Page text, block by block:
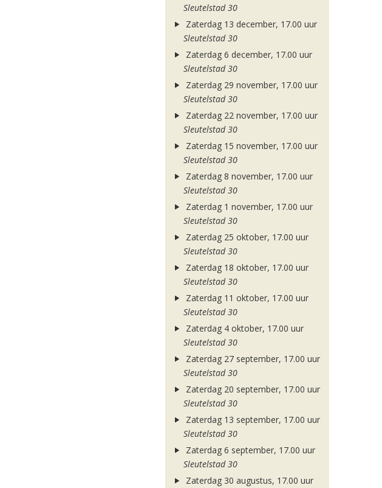
Sleutelstad 30
Zaterdag 13 december, 17.00 uur
Sleutelstad 30
Zaterdag 6 december, 17.00 uur
Sleutelstad 30
Zaterdag 29 november, 17.00 uur
Sleutelstad 30
Zaterdag 22 november, 17.00 uur
Sleutelstad 30
Zaterdag 15 november, 17.00 uur
Sleutelstad 30
Zaterdag 8 november, 17.00 uur
Sleutelstad 30
Zaterdag 1 november, 17.00 uur
Sleutelstad 30
Zaterdag 25 oktober, 17.00 uur
Sleutelstad 30
Zaterdag 18 oktober, 17.00 uur
Sleutelstad 30
Zaterdag 11 oktober, 17.00 uur
Sleutelstad 30
Zaterdag 4 oktober, 17.00 uur
Sleutelstad 30
Zaterdag 27 september, 17.00 uur
Sleutelstad 30
Zaterdag 20 september, 17.00 uur
Sleutelstad 30
Zaterdag 13 september, 17.00 uur
Sleutelstad 30
Zaterdag 6 september, 17.00 uur
Sleutelstad 30
Zaterdag 30 augustus, 17.00 uur